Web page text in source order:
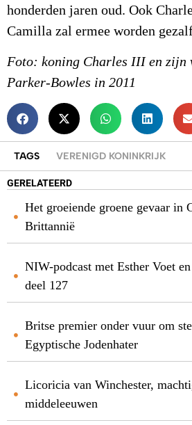
honderden jaren oud. Ook
Camilla zal ermee worden
Foto: koning Charles III en zijn
Parker-Bowles in 2011
TAGS VERENIGD KONINKRIJK
GERELATEERD
Het groeiende groene gevaar in
Brittannië
NIW-podcast met Esther Voet en
deel 127
Britse premier onder vuur om
Egyptische Jodenhater
Licoricia van Winchester,
middeleeuwen